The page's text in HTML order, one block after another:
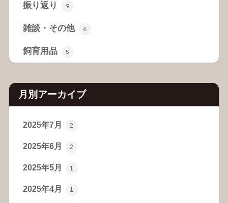
振り返り 9
雑談・その他 6
飼育用品 5
月別アーカイブ
2025年7月 2
2025年6月 2
2025年5月 1
2025年4月 1